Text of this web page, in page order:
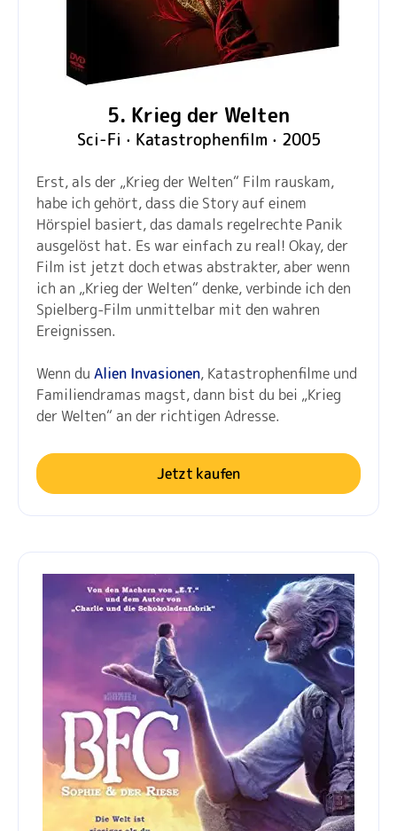
5. Krieg der Welten
Sci-Fi · Katastrophenfilm · 2005
Erst, als der „Krieg der Welten“ Film rauskam,
habe ich gehört, dass die Story auf einem
Hörspiel basiert, das damals regelrechte Panik
ausgelöst hat. Es war einfach zu real! Okay, der
Film ist jetzt doch etwas abstrakter, aber wenn
ich an „Krieg der Welten“ denke, verbinde ich den
Spielberg-Film unmittelbar mit den wahren
Ereignissen.
Wenn du Alien Invasionen, Katastrophenfilme und
Familiendramas magst, dann bist du bei „Krieg
der Welten“ an der richtigen Adresse.
Jetzt kaufen